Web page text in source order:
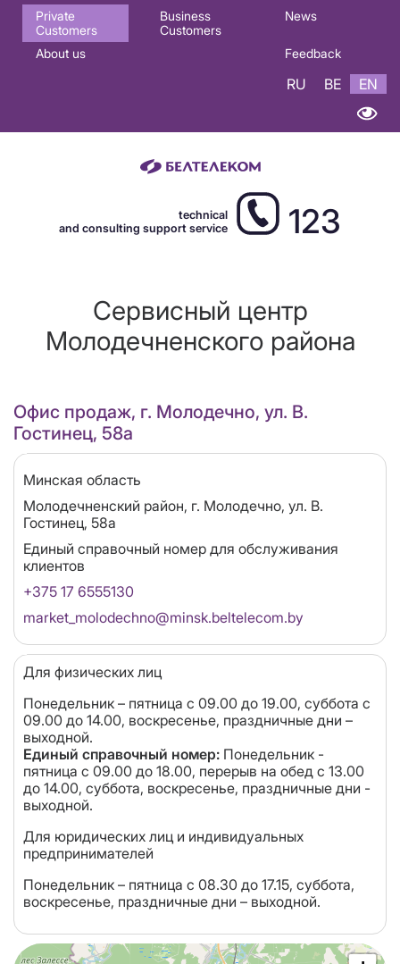
Основная
навигация
Private
Customers
Business
Customers
News
About us Feedback
RU BE EN
technical
and consulting support service
123
Сервисный центр
Молодечненского района
Офис продаж, г. Молодечно, ул. В.
Гостинец, 58а
Область
Минская область
Адрес
Молодечненский район, г. Молодечно, ул. В.
Гостинец, 58а
Единый справочный номер для обслуживания
клиентов
+375 17 6555130
Email
market_molodechno@minsk.beltelecom.by
Для физических лиц
Понедельник – пятница с 09.00 до 19.00, суббота с
09.00 до 14.00, воскресенье, праздничные дни –
выходной.
Единый справочный номер: Понедельник -
пятница с 09.00 до 18.00, перерыв на обед с 13.00
до 14.00, суббота, воскресенье, праздничные дни -
выходной.
Для юридических лиц и индивидуальных
предпринимателей
Понедельник – пятница с 08.30 до 17.15, суббота,
воскресенье, праздничные дни – выходной.